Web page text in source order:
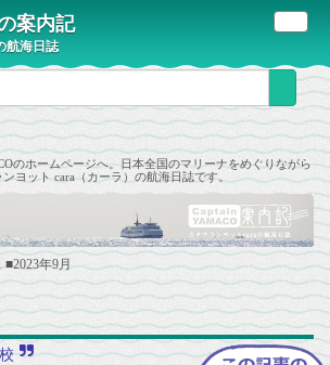
案内記
航海日誌
のホームページへ。日本全国のマリーナをめぐりながら
ヨット cara（カーラ）の航海日誌です。
■2023年9月